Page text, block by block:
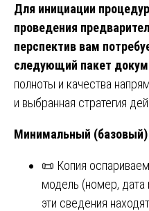
Для инициации
проведения
перспектив вам
следующий пакет
полноты и качества
и выбранная стратегия
Минимальный (базовый)
📜 Копия
модель (номер, дата
эти сведения